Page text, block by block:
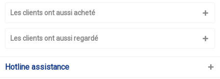
Les clients ont aussi acheté
Les clients ont aussi regardé
Hotline assistance